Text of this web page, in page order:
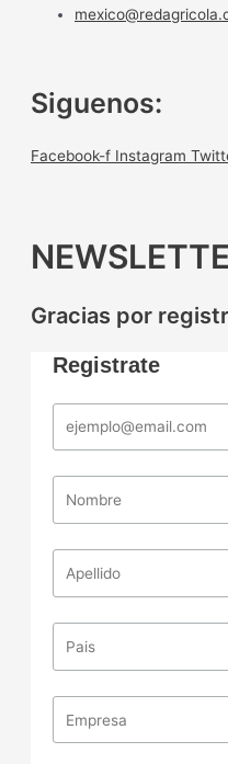
Siguenos:
Facebook-f Instagram
Gracias por
Registrate